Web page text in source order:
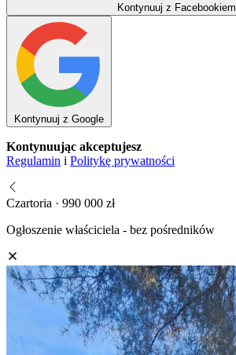
Kontynuuj z Facebookiem
Kontynuuj z Google
Kontynuując akceptujesz
Regulamin i Politykę prywatności
Czartoria · 990 000 zł
Ogłoszenie właściciela - bez pośredników